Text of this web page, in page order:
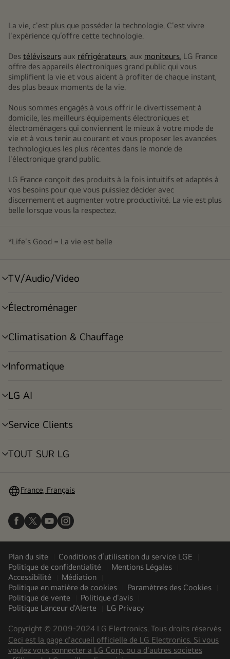
La vie, c'est plus que posséder la technologie. C'est vivre
l'expérience qu’offre cette technologie.
Des téléviseurs aux réfrigérateurs, aux moniteurs, LG France
offre des appareils électroniques grand public qui vous
simplifient la vie et vous aident à profiter de chaque instant,
des plus beaux moments de la vie.
Nous sommes engagés à vous offrir le divertissement à
domicile, les meilleurs équipements électroniques et
électroménagers qui conviennent le mieux à votre mode de
vie et à vous tenir au courant et vous proposer les avancées
technologiques les plus récentes dans le monde de
l'électronique grand public.
LG France conçoit des produits à la fois intuitifs et adaptés à
vos besoins pour que vous puissiez décider avec
discernement et augmenter votre productivité. La vie est plus
belle lorsque vous la respectez.
*Life's Good = La vie est belle
TV/Audio/Video
menu
Électroménager
menu
Climatisation & Chauffage
menu
Informatique
menu
LG AI
menu
Service Clients
menu
TOUT SUR LG
menu
France, Français
Plan du site
Conditions d’utilisation du service LGE
Politique de confidentialité
Mentions Légales
Accessibilité
Médiation
Politique en matière de cookies
Paramètres des Cookies
Politique de vente
Politique d'avis
Politique Lanceur d'Alerte
LG Privacy
Copyright © 2009-2024 LG Electronics. Tous droits réservés
Ceci est la page d'accueil officielle de LG Electronics. Si vous
voulez vous connecter a LG Corp. ou a d'autres societes